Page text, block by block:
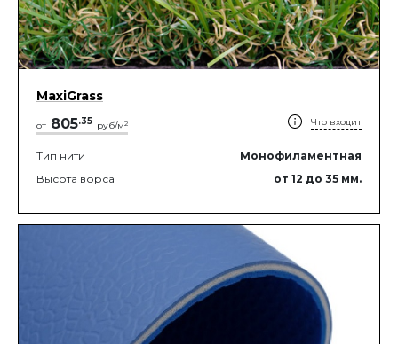
MaxiGrass
от 805.35 руб/м2 Что входит
Тип нити
Монофиламентная
Высота ворса
от 12 до 35 мм.